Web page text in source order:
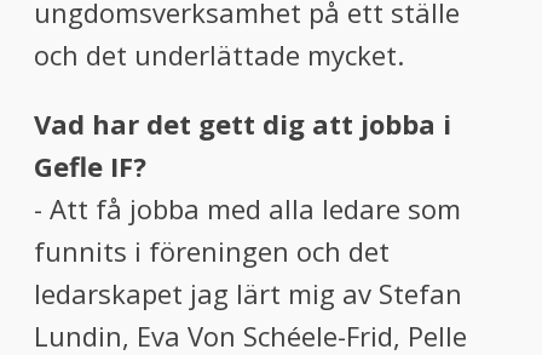
ungdomsverksamhet på ett ställe
och det underlättade mycket.
Vad har det gett dig att jobba i
Gefle IF?
- Att få jobba med alla ledare som
funnits i föreningen och det
ledarskapet jag lärt mig av Stefan
Lundin, Eva Von Schéele-Frid, Pelle